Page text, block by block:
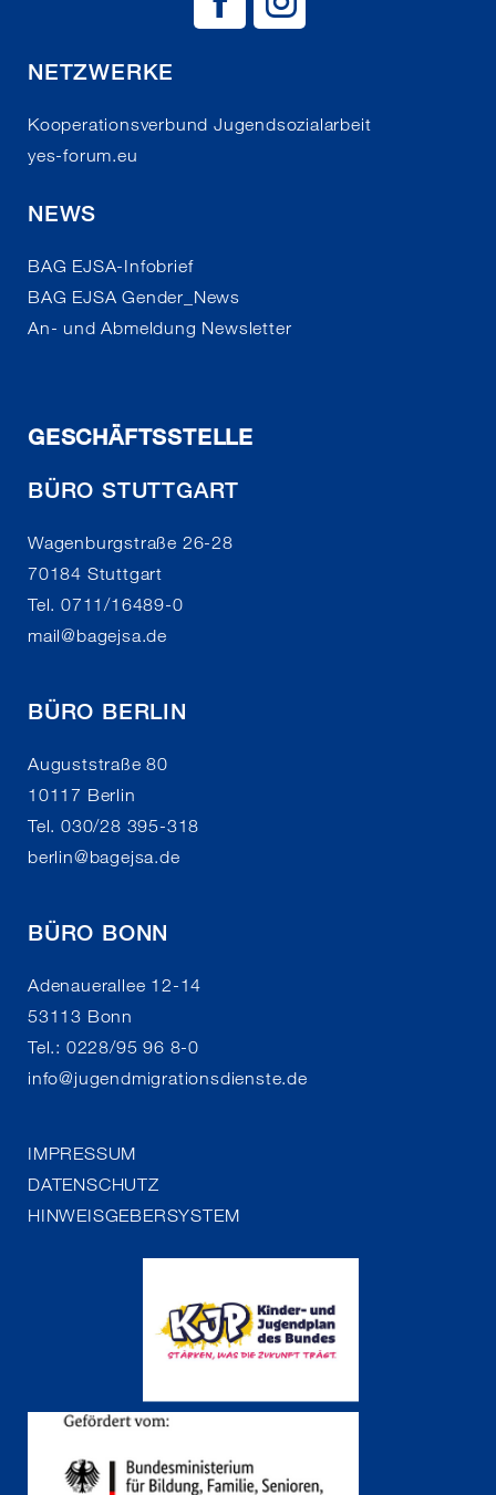
NETZWERKE
Kooperationsverbund Jugendsozialarbeit
yes-forum.eu
NEWS
BAG EJSA-Infobrief
BAG EJSA Gender_News
An- und Abmeldung Newsletter
GESCHÄFTSSTELLE
BÜRO STUTTGART
Wagenburgstraße 26-28
70184 Stuttgart
Tel. 0711/16489-0
mail@bagejsa.de
BÜRO BERLIN
Auguststraße 80
10117 Berlin
Tel. 030/28 395-318
berlin@bagejsa.de
BÜRO BONN
Adenauerallee 12-14
53113 Bonn
Tel.: 0228/95 96 8-0
info@jugendmigrationsdienste.de
IMPRESSUM
DATENSCHUTZ
HINWEISGEBERSYSTEM